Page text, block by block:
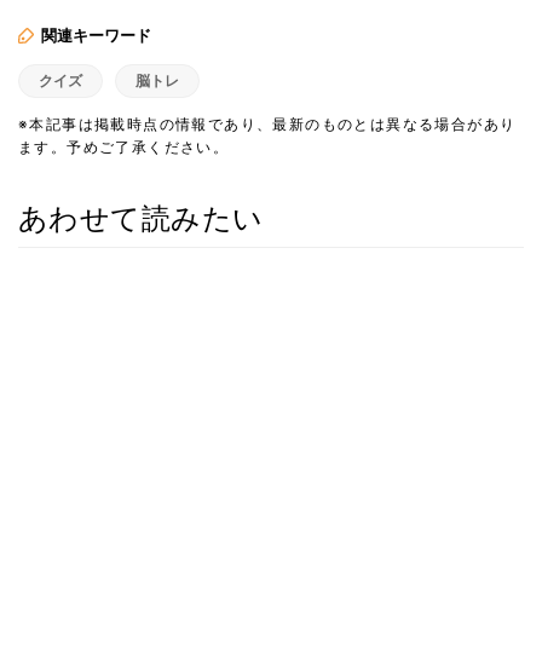
関連キーワード
クイズ 脳トレ
※本記事は掲載時点の情報であり、最新のものとは異なる場合があり
ます。予めご了承ください。
あわせて読みたい